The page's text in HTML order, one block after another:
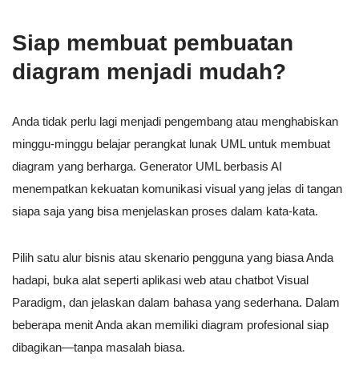
Siap membuat pembuatan
diagram menjadi mudah?
Anda tidak perlu lagi menjadi pengembang atau menghabiskan
minggu-minggu belajar perangkat lunak UML untuk membuat
diagram yang berharga. Generator UML berbasis AI
menempatkan kekuatan komunikasi visual yang jelas di tangan
siapa saja yang bisa menjelaskan proses dalam kata-kata.
Pilih satu alur bisnis atau skenario pengguna yang biasa Anda
hadapi, buka alat seperti aplikasi web atau chatbot Visual
Paradigm, dan jelaskan dalam bahasa yang sederhana. Dalam
beberapa menit Anda akan memiliki diagram profesional siap
dibagikan—tanpa masalah biasa.